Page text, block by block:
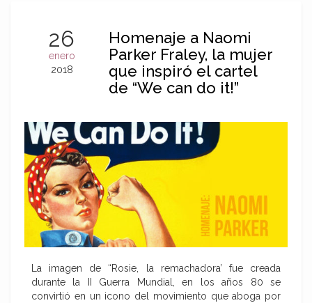
26
enero
2018
Homenaje a Naomi
Parker Fraley, la mujer
que inspiró el cartel
de “We can do it!”
La imagen de “Rosie, la remachadora’ fue creada
durante la II Guerra Mundial, en los años 80 se
convirtió en un icono del movimiento que aboga por